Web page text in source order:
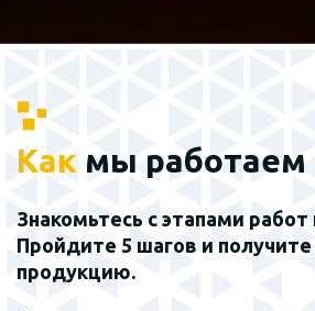
Как мы работаем
Знакомьтесь с этапами работ
Пройдите 5 шагов и
продукцию.